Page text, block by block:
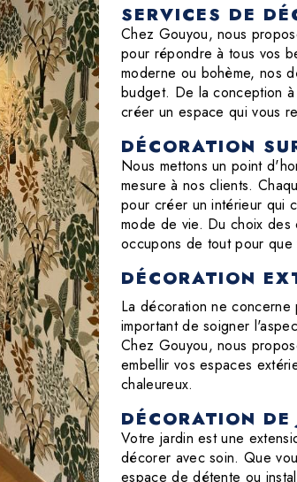
SERVICES DE
Chez Gouyou, nous
pour répondre à tous vos
moderne ou bohème, nos
budget. De la conception
créer un espace qui vous
DÉCORATION
Nous mettons un point
mesure à nos clients.
pour créer un intérieur qui
mode de vie. Du choix des
occupons de tout pour
DÉCORATION
La décoration ne
important de soigner
Chez Gouyou, nous
embellir vos espaces
chaleureux.
DÉCORATION DE
Votre jardin est une
décorer avec soin. Que
espace de détente ou